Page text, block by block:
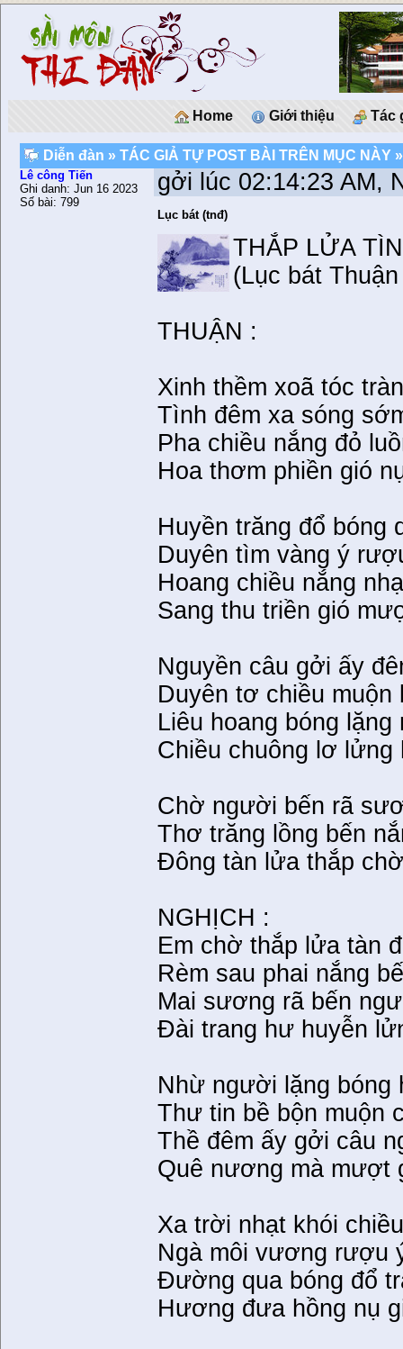
Home Giới thiệu Tác
Diễn đàn »TÁC GIẢ TỰ POST BÀI TRÊN MỤC NÀY
Lê công Tiến
Ghi danh: Jun 16 2023
Số bài: 799
gởi lúc 02:14:23 AM,
Lục bát (tnđ)
THẮP LỬA
(Lục bát
THUẬN :
Xinh thềm xoã tóc
Tình đêm xa sóng
Pha chiều nắng đỏ
Hoa thơm phiền gió
Huyền trăng đổ bóng
Duyên tìm vàng ý
Hoang chiều nắng
Sang thu triền gió
Nguyền câu gởi ấy
Duyên tơ chiều muộn
Liêu hoang bóng
Chiều chuông lơ lửng
Chờ người bến rã
Thơ trăng lồng bến
Đông tàn lửa thắp
NGHỊCH :
Em chờ thắp lửa tàn
Rèm sau phai nắng
Mai sương rã bến
Đài trang hư huyễn
Nhừ người lặng bóng
Thư tin bề bộn muộn
Thề đêm ấy gởi câu
Quê nương mà mượt
Xa trời nhạt khói
Ngà môi vương rượu
Đường qua bóng đổ
Hương đưa hồng nụ